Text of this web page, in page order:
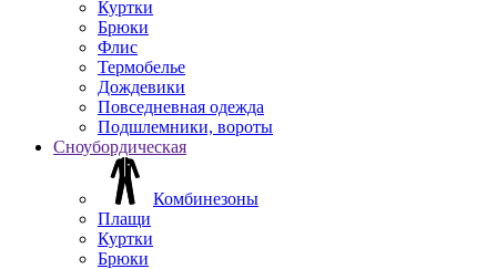
Куртки
Брюки
Флис
Термобелье
Дождевики
Повседневная одежда
Подшлемники, вороты
Сноубордическая
Комбинезоны
Плащи
Куртки
Брюки